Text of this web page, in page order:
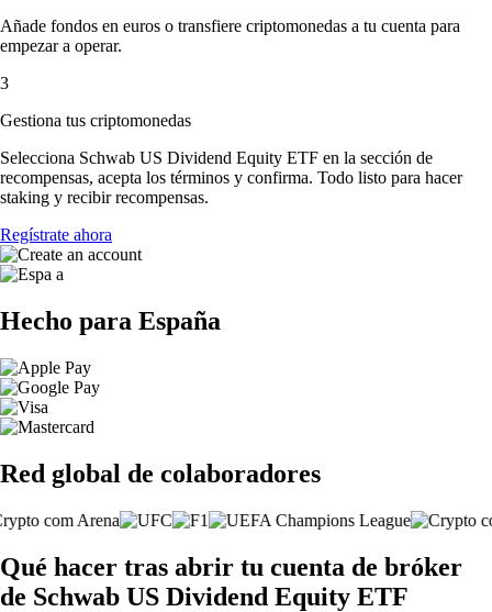
Añade fondos en euros o transfiere criptomonedas a tu cuenta para
empezar a operar.
3
Gestiona tus criptomonedas
Selecciona Schwab US Dividend Equity ETF en la sección de
recompensas, acepta los términos y confirma. Todo listo para hacer
staking y recibir recompensas.
Regístrate ahora
Hecho para España
Red global de colaboradores
Qué hacer tras abrir tu cuenta de bróker
de Schwab US Dividend Equity ETF